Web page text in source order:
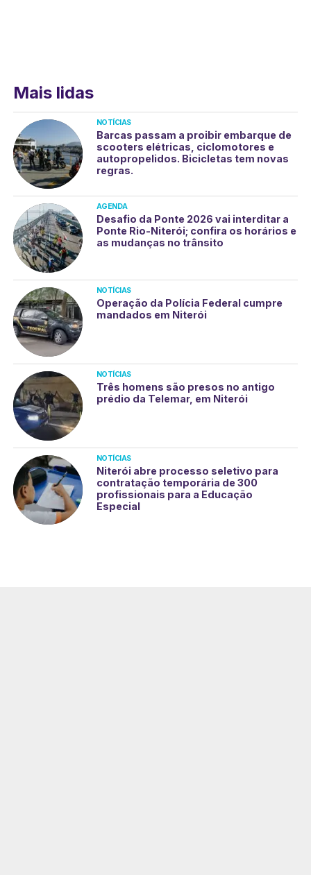
Mais lidas
NOTÍCIAS
Barcas passam a proibir embarque de
scooters elétricas, ciclomotores e
autopropelidos. Bicicletas tem novas
regras.
AGENDA
Desafio da Ponte 2026 vai interditar a
Ponte Rio-Niterói; confira os horários e
as mudanças no trânsito
NOTÍCIAS
Operação da Polícia Federal cumpre
mandados em Niterói
NOTÍCIAS
Três homens são presos no antigo
prédio da Telemar, em Niterói
NOTÍCIAS
Niterói abre processo seletivo para
contratação temporária de 300
profissionais para a Educação
Especial